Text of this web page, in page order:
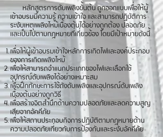
หลักสูตรการดับเพลิงขั้นต้น ถูกออกแบบเพื่อให้ผู้
เข้าอบรมมีความรู้ ความเข้าใจ และสามารถปฏิบัติการ
ระงับเหตุเพลิงไหม้เบื้องต้นได้อย่างถูกต้อง ปลอดภัย
และเป็นไปตามกฎหมายที่เกี่ยวข้อง โดยมีเป้าหมายดังนี้
เพื่อให้ผู้เข้าอบรมเข้าใจหลักการเกิดไฟและองค์ประกอบ
ของการเกิดเพลิงไหม้
เพื่อให้สามารถจำแนกประเภทของไฟและเลือกใช้
อุปกรณ์ดับเพลิงได้อย่างเหมาะสม
เพื่อฝึกทักษะการใช้ถังดับเพลิงและอุปกรณ์ดับเพลิง
เบื้องต้นอย่างถูกวิธี
เพื่อสร้างจิตสำนึกด้านความปลอดภัยและลดความสูญ
เสียจากอัคคีภัย
เพื่อให้สถานประกอบกิจการปฏิบัติตามกฎหมายด้าน
ความปลอดภัยเกี่ยวกับการป้องกันและระงับอัคคีภัย